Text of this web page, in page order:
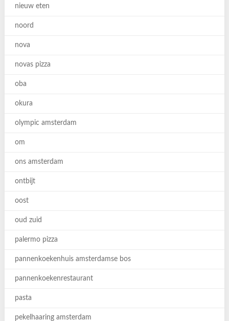
nieuw eten
noord
nova
novas pizza
oba
okura
olympic amsterdam
om
ons amsterdam
ontbijt
oost
oud zuid
palermo pizza
pannenkoekenhuis amsterdamse bos
pannenkoekenrestaurant
pasta
pekelhaaring amsterdam